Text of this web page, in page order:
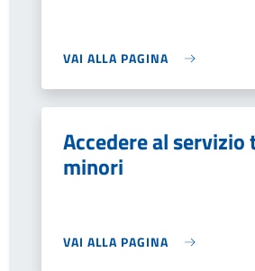
VAI ALLA PAGINA
Accedere al
minori
VAI ALLA PAGINA